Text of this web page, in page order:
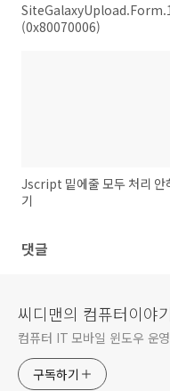
(0x80070006)
Jscript 밑에줄 모두 처리 안
기
댓글
씨디맨의 컴퓨터이야기
컴퓨터 IT 모바일 윈도우 운
구독하기